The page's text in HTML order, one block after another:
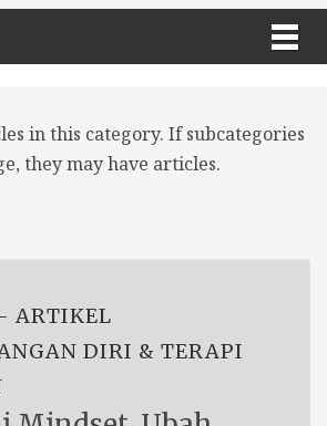
in this category. If subcategories
they may have articles.
ARTIKEL
DIRI & TERAPI